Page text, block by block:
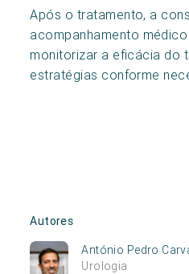
Após o tratamento, a
acompanhamento
monitorizar a eficácia do
estratégias conforme
Autores
António Pedro
Urologia